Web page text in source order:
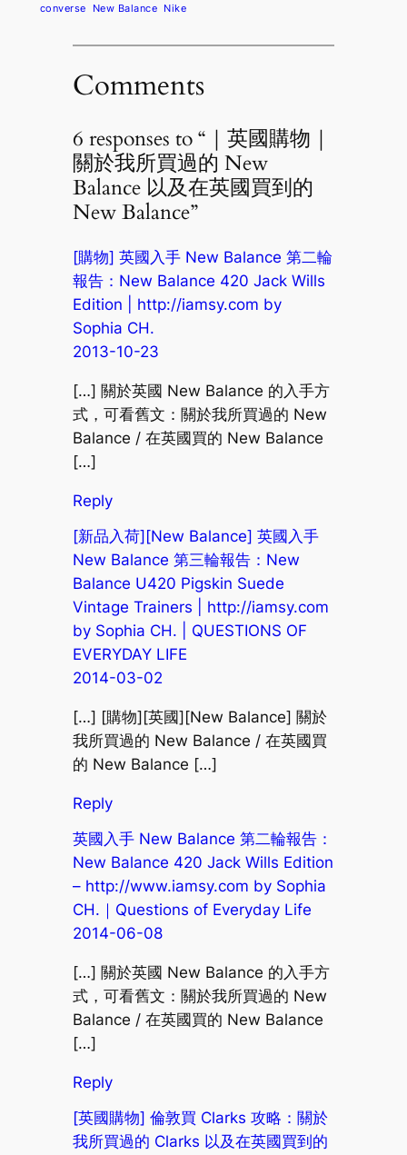
converse New Balance Nike
Comments
6 responses to “｜英國購物｜
關於我所買過的 New
Balance 以及在英國買到的
New Balance”
[購物] 英國入手 New Balance 第二輪
報告：New Balance 420 Jack Wills
Edition | http://iamsy.com by
Sophia CH.
2013-10-23
[…] 關於英國 New Balance 的入手方
式，可看舊文：關於我所買過的 New
Balance / 在英國買的 New Balance
[…]
Reply
[新品入荷][New Balance] 英國入手
New Balance 第三輪報告：New
Balance U420 Pigskin Suede
Vintage Trainers | http://iamsy.com
by Sophia CH. | QUESTIONS OF
EVERYDAY LIFE
2014-03-02
[…] [購物][英國][New Balance] 關於
我所買過的 New Balance / 在英國買
的 New Balance […]
Reply
英國入手 New Balance 第二輪報告：
New Balance 420 Jack Wills Edition
– http://www.iamsy.com by Sophia
CH.｜Questions of Everyday Life
2014-06-08
[…] 關於英國 New Balance 的入手方
式，可看舊文：關於我所買過的 New
Balance / 在英國買的 New Balance
[…]
Reply
[英國購物] 倫敦買 Clarks 攻略：關於
我所買過的 Clarks 以及在英國買到的